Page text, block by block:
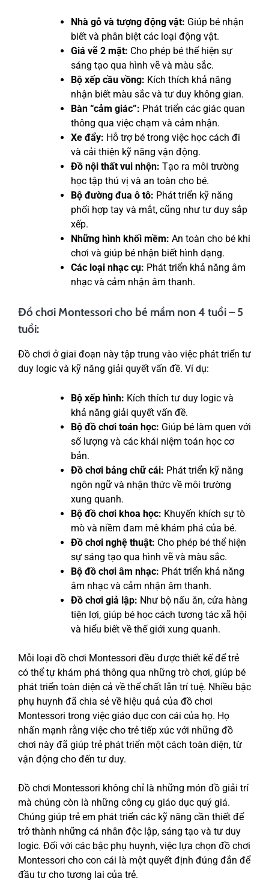
Nhà gỗ và tượng động vật: Giúp bé nhận
biết và phân biệt các loại động vật.
Giá vẽ 2 mặt: Cho phép bé thể hiện sự
sáng tạo qua hình vẽ và màu sắc.
Bộ xếp cầu vồng: Kích thích khả năng
nhận biết màu sắc và tư duy không gian.
Bàn “cảm giác”: Phát triển các giác quan
thông qua việc chạm và cảm nhận.
Xe đẩy: Hỗ trợ bé trong việc học cách đi
và cải thiện kỹ năng vận động.
Đồ nội thất vui nhộn: Tạo ra môi trường
học tập thú vị và an toàn cho bé.
Bộ đường đua ô tô: Phát triển kỹ năng
phối hợp tay và mắt, cũng như tư duy sắp
xếp.
Những hình khối mềm: An toàn cho bé khi
chơi và giúp bé nhận biết hình dạng.
Các loại nhạc cụ: Phát triển khả năng âm
nhạc và cảm nhận âm thanh.
Đồ chơi Montessori cho bé mầm non 4 tuổi – 5
tuổi:
Đồ chơi ở giai đoạn này tập trung vào việc phát triển tư
duy logic và kỹ năng giải quyết vấn đề. Ví dụ:
Bộ xếp hình: Kích thích tư duy logic và
khả năng giải quyết vấn đề.
Bộ đồ chơi toán học: Giúp bé làm quen với
số lượng và các khái niệm toán học cơ
bản.
Đồ chơi bảng chữ cái: Phát triển kỹ năng
ngôn ngữ và nhận thức về môi trường
xung quanh.
Bộ đồ chơi khoa học: Khuyến khích sự tò
mò và niềm đam mê khám phá của bé.
Đồ chơi nghệ thuật: Cho phép bé thể hiện
sự sáng tạo qua hình vẽ và màu sắc.
Bộ đồ chơi âm nhạc: Phát triển khả năng
âm nhạc và cảm nhận âm thanh.
Đồ chơi giả lập: Như bộ nấu ăn, cửa hàng
tiện lợi, giúp bé học cách tương tác xã hội
và hiểu biết về thế giới xung quanh.
Mỗi loại đồ chơi Montessori đều được thiết kế để trẻ
có thể tự khám phá thông qua những trò chơi, giúp bé
phát triển toàn diện cả về thể chất lẫn trí tuệ. Nhiều bậc
phụ huynh đã chia sẻ về hiệu quả của đồ chơi
Montessori trong việc giáo dục con cái của họ. Họ
nhấn mạnh rằng việc cho trẻ tiếp xúc với những đồ
chơi này đã giúp trẻ phát triển một cách toàn diện, từ
vận động cho đến tư duy.
Đồ chơi Montessori không chỉ là những món đồ giải trí
mà chúng còn là những công cụ giáo dục quý giá.
Chúng giúp trẻ em phát triển các kỹ năng cần thiết để
trở thành những cá nhân độc lập, sáng tạo và tư duy
logic. Đối với các bậc phụ huynh, việc lựa chọn đồ chơi
Montessori cho con cái là một quyết định đúng đắn để
đầu tư cho tương lai của trẻ.